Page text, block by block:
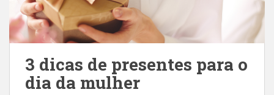
3 dicas de presentes para o
dia da mulher